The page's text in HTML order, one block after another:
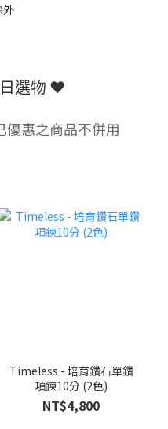
外
選物 ❤︎
優惠之商品不併用
Timeless - 培育鑽石單鑽
項鍊10分 (2色)
NT$4,800